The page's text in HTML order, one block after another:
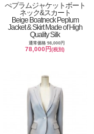
ぺプラムジャケットボート
ネック&スカート
Beige Boatneck Peplum
Jacket & Skirt Made of High
Quality Silk
通常価格 98,000円
78,000円(税別)